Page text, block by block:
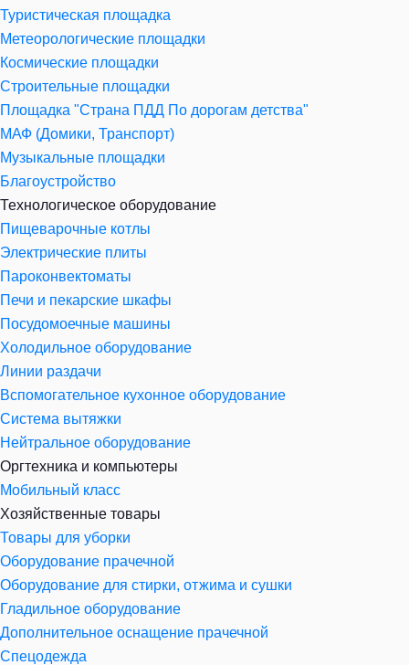
Туристическая площадка
Метеорологические площадки
Космические площадки
Строительные площадки
Площадка "Страна ПДД По дорогам детства"
МАФ (Домики, Транспорт)
Музыкальные площадки
Благоустройство
Технологическое оборудование
Пищеварочные котлы
Электрические плиты
Пароконвектоматы
Печи и пекарские шкафы
Посудомоечные машины
Холодильное оборудование
Линии раздачи
Вспомогательное кухонное оборудование
Система вытяжки
Нейтральное оборудование
Оргтехника и компьютеры
Мобильный класс
Хозяйственные товары
Товары для уборки
Оборудование прачечной
Оборудование для стирки, отжима и сушки
Гладильное оборудование
Дополнительное оснащение прачечной
Спецодежда